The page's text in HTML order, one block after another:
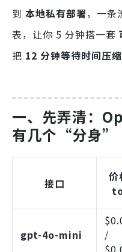
到 本地私有部署，一条
表，让你 5 分钟搭一套
把 12 分钟等待时间压
一、先弄清：
有几个“分身”
接口
gpt-4o-mini
/